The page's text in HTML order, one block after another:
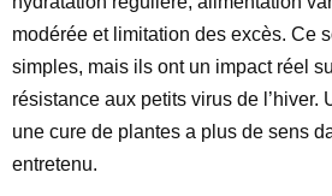
modérée et limitation des excès. Ce
simples, mais ils ont un impact réel
résistance aux petits virus de l’hiver.
une cure de plantes a plus de sens
entretenu.